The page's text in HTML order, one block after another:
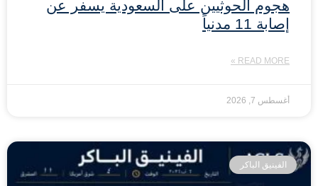
هجوم الحوثيين على السعودية يسفر عن
إصابة 11 مدنياً
READ MORE »
أغسطس 7, 2026
الفينيق الباكر